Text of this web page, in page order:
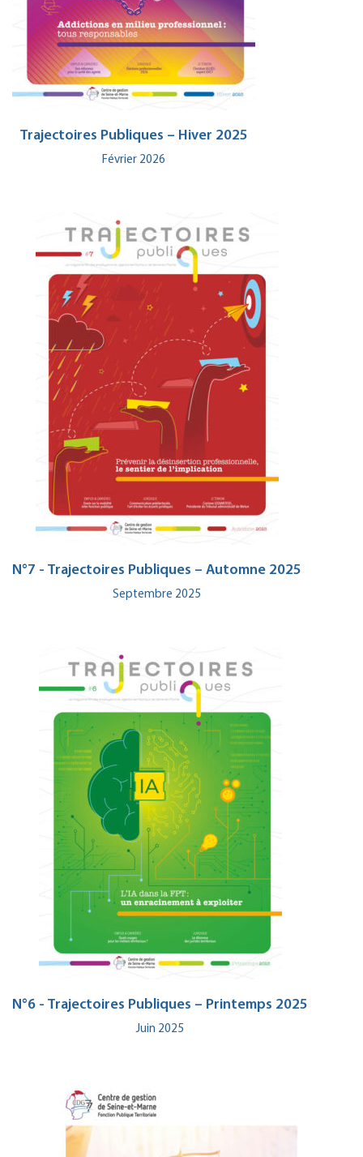
Trajectoires Publiques – Hiver 2025
Février 2026
N°7 - Trajectoires Publiques – Automne 2025
Septembre 2025
N°6 - Trajectoires Publiques – Printemps 2025
Juin 2025